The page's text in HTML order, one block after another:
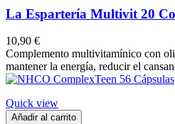
La Espartería Multivit 20
10,90 €
Complemento multivitamínico con
mantener la energía, reducir el
Quick view
Añadir al carrito